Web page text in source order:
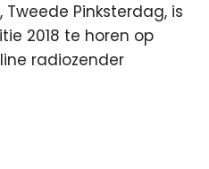
Pinksterdag, is
2018 te horen op
radiozender